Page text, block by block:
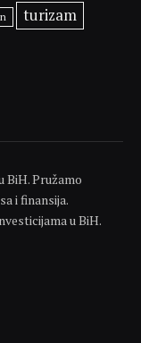
turizam
Pružamo
i finansija.
u BiH.